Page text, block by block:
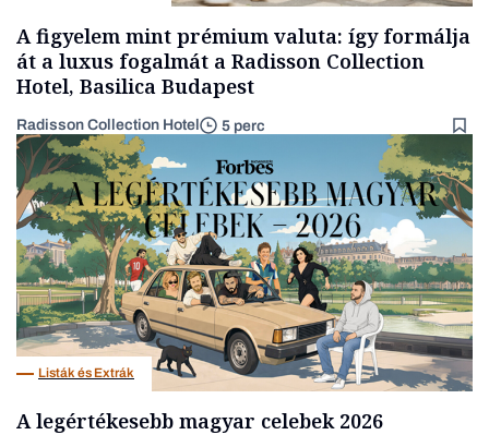
A figyelem mint prémium valuta: így formálja
át a luxus fogalmát a Radisson Collection
Hotel, Basilica Budapest
Radisson Collection Hotel 5 perc
Listák és Extrák
A legértékesebb magyar celebek 2026